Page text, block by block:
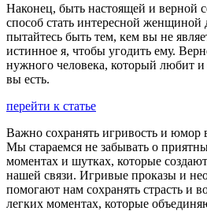
Наконец, быть настоящей и
способ стать интересной
пытайтесь быть тем, кем вы не
истинное я, чтобы угодить ему.
нужного человека, который любит
вы есть.
перейти к статье
Важно сохранять игривость и
Мы стараемся не забывать о
моментах и шутках, которые создают
нашей связи. Игривые проказы и
помогают нам сохранять страсть и
легких моментах, которые